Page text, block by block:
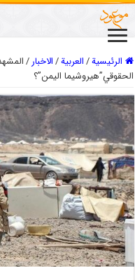
الرئيسية/العربیة/الاخبار/
الحقوقي”هيروشيما اليمن”؟